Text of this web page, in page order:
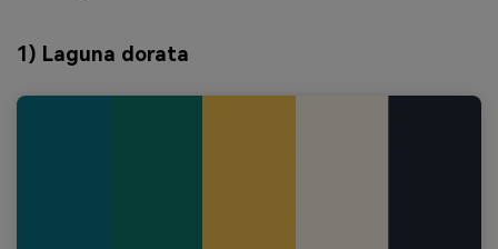
1) Laguna dorata